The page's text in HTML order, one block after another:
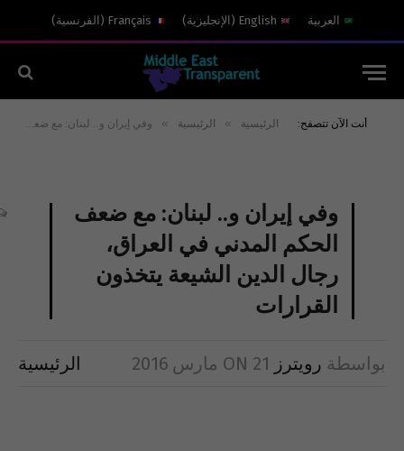
العربية English
( الإنجليزية)
Français
( الفرنسية)
أنت الآن تتصفح: الرئيسية » الرئيسية » وفي إيران و.. لبنان: مع ضعف الحكم المدني في العراق، رجال الدين الشيعة يتخذون القرارات
وفي إيران و.. لبنان: مع ضعف
الحكم المدني في العراق،
رجال الدين الشيعة يتخذون
القرارات
بواسطة رويترز ON 21 مارس 2016 الرئيسية